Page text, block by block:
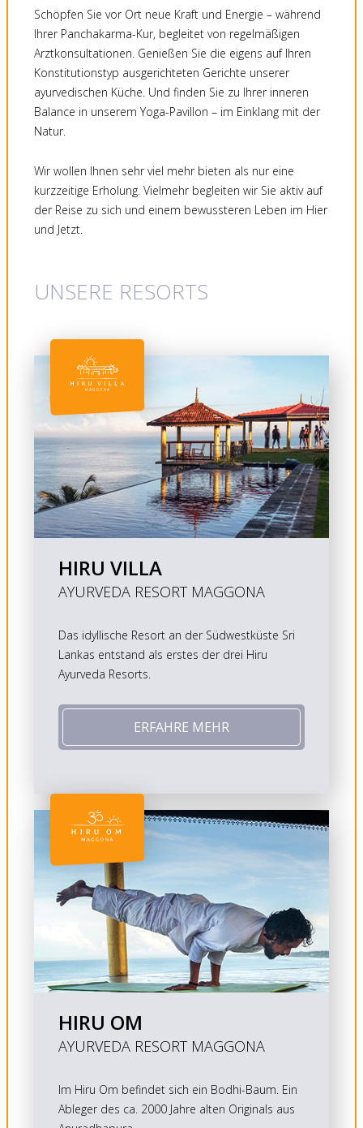
Schöpfen Sie vor Ort neue Kraft und Energie – während
Ihrer Panchakarma-Kur, begleitet von regelmäßigen
Arztkonsultationen. Genießen Sie die eigens auf Ihren
Konstitutionstyp ausgerichteten Gerichte unserer
ayurvedischen Küche. Und finden Sie zu Ihrer inneren
Balance in unserem Yoga-Pavillon – im Einklang mit der
Natur.
Wir wollen Ihnen sehr viel mehr bieten als nur eine
kurzzeitige Erholung. Vielmehr begleiten wir Sie aktiv auf
der Reise zu sich und einem bewussteren Leben im Hier
und Jetzt.
UNSERE RESORTS
HIRU VILLA
AYURVEDA RESORT MAGGONA
Das idyllische Resort an der Südwestküste Sri
Lankas entstand als erstes der drei Hiru
Ayurveda Resorts.
ERFAHRE MEHR
HIRU OM
AYURVEDA RESORT MAGGONA
Im Hiru Om befindet sich ein Bodhi-Baum. Ein
Ableger des ca. 2000 Jahre alten Originals aus